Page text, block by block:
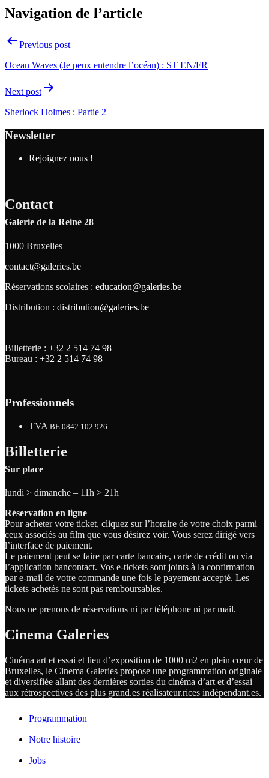
Navigation de l’article
Previous post
Ocean Waves (Je peux entendre l’océan) : ST EN/FR
Next post
Sherlock Holmes : Partie 2
Newsletter
Rejoignez nous !
Contact
Galerie de la Reine 28
1000 Bruxelles
contact@galeries.be
Réservations scolaires : education@galeries.be
Distribution : distribution@galeries.be
Billetterie : +32 2 514 74 98
Bureau : +32 2 514 74 98
Professionnels
TVA BE 0842.102.926
Billetterie
Sur place
lundi > dimanche – 11h > 21h
Réservation en ligne
Pour acheter votre ticket, cliquez sur l’horaire de votre choix parmi
ceux associés au film que vous désirez voir. Vous serez dirigé vers
l’interface de paiement.
Le paiement peut se faire par carte bancaire, carte de crédit ou via
l’application bancontact. Vos e-tickets sont joints à la confirmation
par e-mail de votre commande une fois le payement accepté. Les
tickets achetés ne sont pas remboursables.
Nous ne prenons de réservations ni par téléphone ni par mail.
Cinema Galeries
Cinéma art et essai et lieu d’exposition de 1000 m2 en plein cœur de
Bruxelles, le Cinema Galeries propose une programmation originale
et diversifiée allant des dernières sorties du cinéma d’art et d’essai
aux rétrospectives des plus grand.es réalisateur.rices indépendant.es.
Programmation
Notre histoire
Jobs